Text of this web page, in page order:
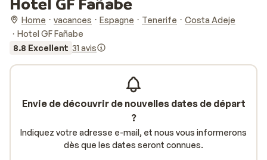
Home vacances Espagne Tenerife
Costa Adeje
Hotel GF Fañabe
8.8 Excellent 31 avis
Envie de découvrir de nouvelles dates de départ
?
Indiquez votre adresse e-mail, et nous vous informerons
dès que les dates seront connues.